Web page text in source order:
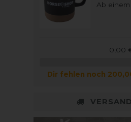
Ab
0,00
Dir fehlen noch